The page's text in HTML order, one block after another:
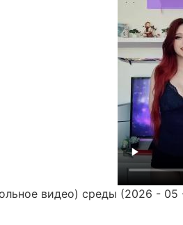
видео) среды (2026 - 05